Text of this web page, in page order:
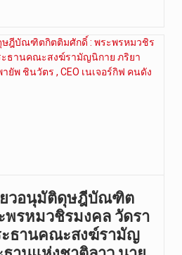
ยวอนุมัติดุษฎีบัณฑิต
พรหมวชิรมงคล วัดรา
ะธานคณะสงฆ์รามัญ